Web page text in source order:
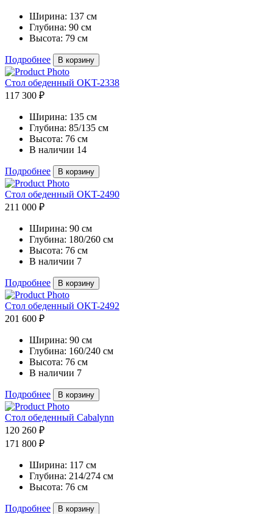
Ширина: 137 см
Глубина: 90 см
Высота: 79 см
Подробнее В корзину
Cтол обеденный OKT-2338
117 300 ₽
Ширина: 135 см
Глубина: 85/135 см
Высота: 76 см
В наличии 14
Подробнее В корзину
Cтол обеденный OKT-2490
211 000 ₽
Ширина: 90 см
Глубина: 180/260 см
Высота: 76 см
В наличии 7
Подробнее В корзину
Cтол обеденный OKT-2492
201 600 ₽
Ширина: 90 см
Глубина: 160/240 см
Высота: 76 см
В наличии 7
Подробнее В корзину
Стол обеденный Cabalynn
120 260 ₽
171 800 ₽
Ширина: 117 см
Глубина: 214/274 см
Высота: 76 см
Подробнее В корзину